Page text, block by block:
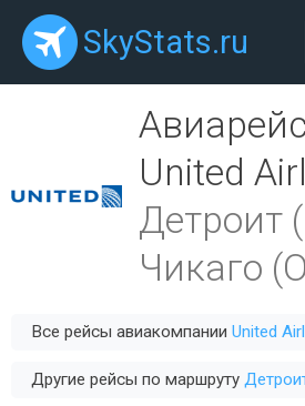
SkyStats.ru
Авиарейс
United
Детроит
Чикаго
Все рейсы авиакомпании United
Другие рейсы по маршруту